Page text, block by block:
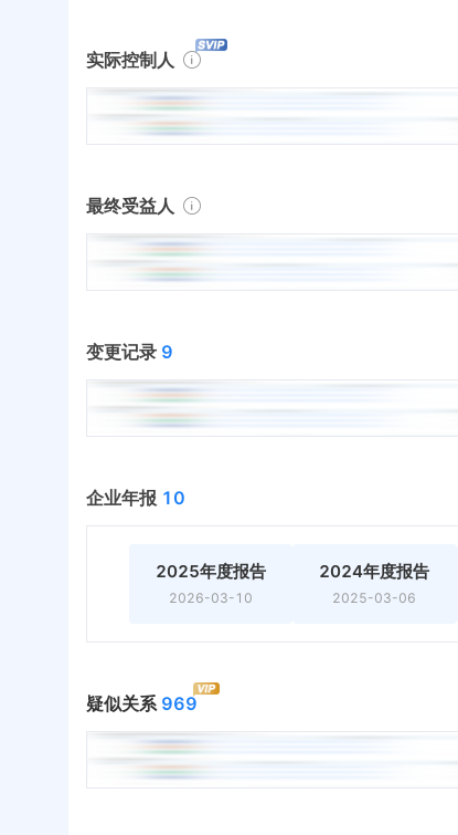
实际控制人
最终受益人
变更记录 9
企业年报 10
2025年度报告
2026-03-10
2024年度报告
2025-03-06
疑似关系 969